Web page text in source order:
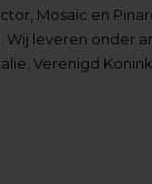
Mosaic en
leveren onder
Verenigd